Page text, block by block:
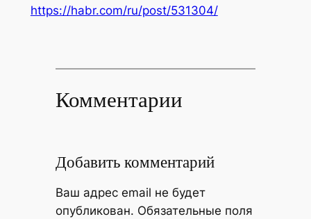
https://habr.com/ru/post/531304/
Комментарии
Добавить комментарий
Ваш адрес email не будет
опубликован. Обязательные поля